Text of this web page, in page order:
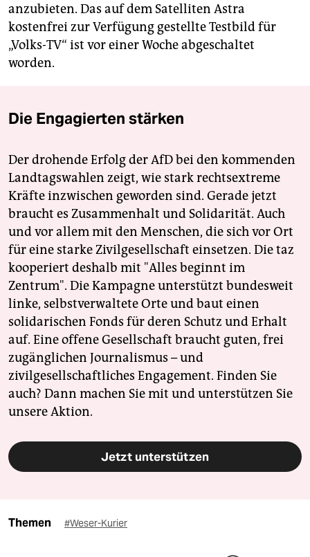
anzubieten. Das auf dem Satelliten Astra
kostenfrei zur Verfügung gestellte Testbild für
„Volks-TV“ ist vor einer Woche abgeschaltet
worden.
Die Engagierten stärken
Der drohende Erfolg der AfD bei den kommenden
Landtagswahlen zeigt, wie stark rechtsextreme
Kräfte inzwischen geworden sind. Gerade jetzt
braucht es Zusammenhalt und Solidarität. Auch
und vor allem mit den Menschen, die sich vor Ort
für eine starke Zivilgesellschaft einsetzen. Die taz
kooperiert deshalb mit "Alles beginnt im
Zentrum". Die Kampagne unterstützt bundesweit
linke, selbstverwaltete Orte und baut einen
solidarischen Fonds für deren Schutz und Erhalt
auf. Eine offene Gesellschaft braucht guten, frei
zugänglichen Journalismus – und
zivilgesellschaftliches Engagement. Finden Sie
auch? Dann machen Sie mit und unterstützen Sie
unsere Aktion.
Jetzt unterstützen
Themen #Weser-Kurier